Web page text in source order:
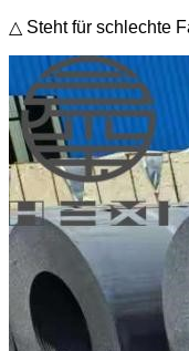
△ Steht für schlechte